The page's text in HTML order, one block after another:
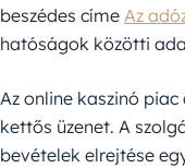
beszédes címe Az
hatóságok közötti
Az online kaszinó
kettős üzenet. A
bevételek elrejtése